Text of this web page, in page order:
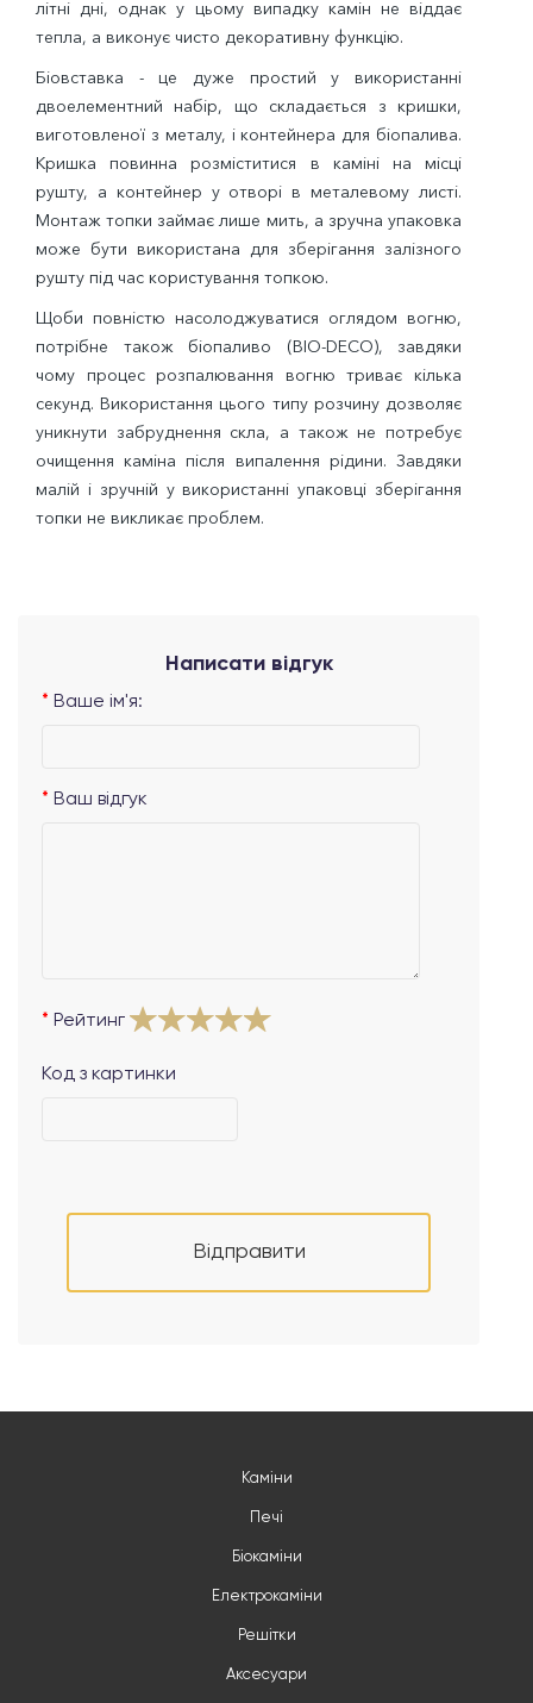
літні дні, однак у цьому випадку камін не віддає
тепла, а виконує чисто декоративну функцію.
Біовставка - це дуже простий у використанні
двоелементний набір, що складається з кришки,
виготовленої з металу, і контейнера для біопалива.
Кришка повинна розміститися в каміні на місці
рушту, а контейнер у отворі в металевому листі.
Монтаж топки займає лише мить, а зручна упаковка
може бути використана для зберігання залізного
рушту під час користування топкою.
Щоби повністю насолоджуватися оглядом вогню,
потрібне також біопаливо (BIO-DECO), завдяки
чому процес розпалювання вогню триває кілька
секунд. Використання цього типу розчину дозволяє
уникнути забруднення скла, а також не потребує
очищення каміна після випалення рідини. Завдяки
малій і зручній у використанні упаковці зберігання
топки не викликає проблем.
Написати відгук
Ваше ім'я:
Ваш відгук
Рейтинг
Код з картинки
Відправити
Каміни
Печі
Біокаміни
Електрокаміни
Решітки
Аксесуари